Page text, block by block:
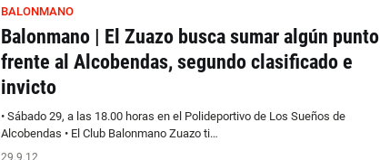
BALONMANO
Balonmano | El Zuazo busca sumar algún punto
frente al Alcobendas, segundo clasificado e
invicto
• Sábado 29, a las 18.00 horas en el Polideportivo de Los Sueños de
Alcobendas • El Club Balonmano Zuazo ti…
29.9.12